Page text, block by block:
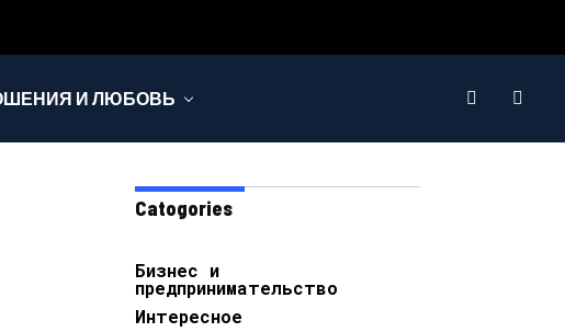
И ЛЮБОВЬ
Catogories
Бизнес и
предпринимательство
Интересное